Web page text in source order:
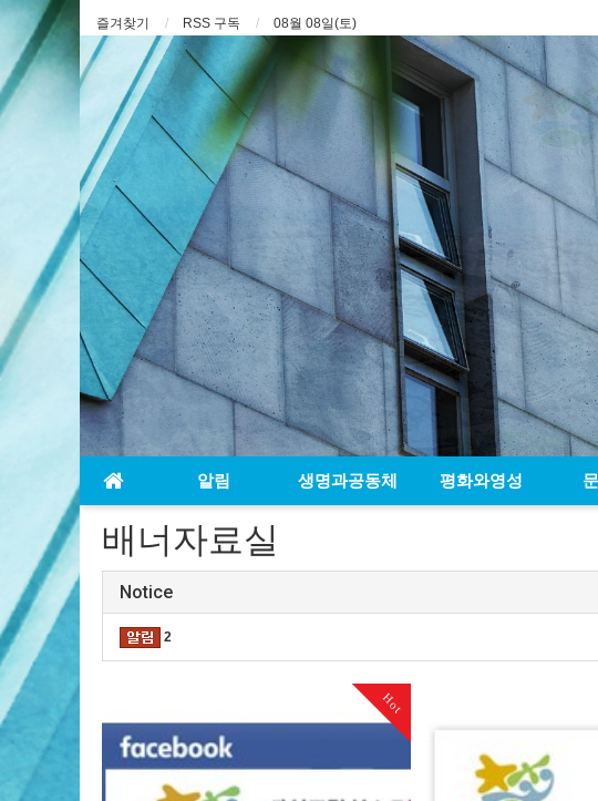
즐겨찾기 RSS 구독 08월 08일(토)
알림 생명과공동체 평화와영성
배너자료실
Notice
2
Hot